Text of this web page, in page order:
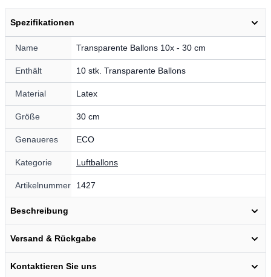
Spezifikationen
Name Transparente Ballons 10x - 30 cm
Enthält 10 stk. Transparente Ballons
Material Latex
Größe 30 cm
Genaueres ECO
Kategorie Luftballons
Artikelnummer 1427
Beschreibung
Versand & Rückgabe
Kontaktieren Sie uns